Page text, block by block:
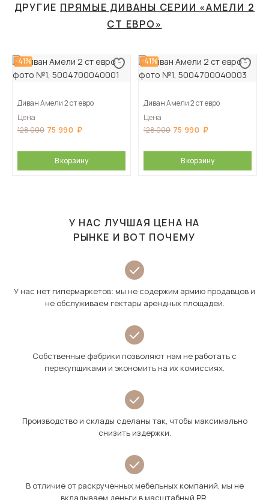
ДРУГИЕ ПРЯМЫЕ ДИВАНЫ СЕРИИ «АМЕЛИ 2
СТ ЕВРО»
-41%
Диван Амели 2 ст евро
Цена
128 000 75 990
В корзину
-41%
Диван Амели 2 ст евро
Цена
128 000 75 990
В корзину
У НАС ЛУЧШАЯ ЦЕНА НА
РЫНКЕ И ВОТ ПОЧЕМУ
У нас нет гипермаркетов: мы не содержим армию продавцов и
не обслуживаем гектары арендных площадей.
Собственные фабрики позволяют нам не работать с
перекупщиками и экономить на их комиссиях.
Производство и склады сделаны так, чтобы максимально
снизить издержки.
В отличие от раскрученных мебельных компаний, мы не
вкладываем деньги в масштабный PR.